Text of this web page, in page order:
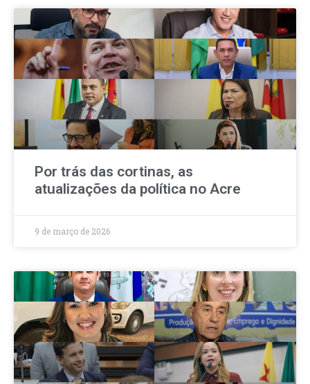
Por trás das cortinas, as
atualizações da política no Acre
9 de março de 2026